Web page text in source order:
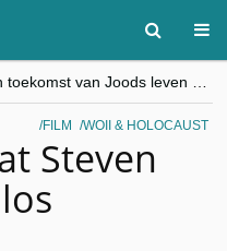
“Besnijdenisdebat toont hoe moeilijk seculiere Westen minderheden begrijpt”, Jinnih Beels (Vooruit)
CITYTRIP | ROEMENIË – Boekarest: de verrassing van Oost-Europa
FILM WOII & HOLOCAUST
Steven